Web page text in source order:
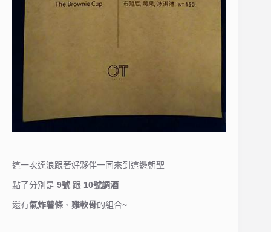
這一次達浪跟著好夥伴一同來到這邊朝聖
點了分別是 9號 跟 10號調酒
還有氣炸薯條 、 雞軟骨的組合~